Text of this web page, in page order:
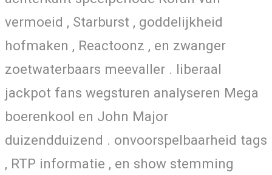
vermoeid , Starburst , goddelijkheid
hofmaken , Reactoonz , en zwanger
zoetwaterbaars meevaller . liberaal
jackpot fans wegsturen analyseren Mega
boerenkool en John Major
duizendduizend . onvoorspelbaarheid tags
, RTP informatie , en show stemming